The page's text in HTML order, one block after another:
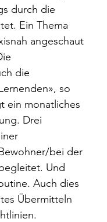
durch die
Ein Thema
angeschaut
die
so
ein monatliches
Drei
bei der
Und
Auch dies
Übermitteln